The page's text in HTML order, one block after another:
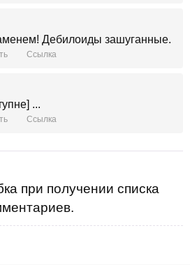
Дебилоиды зашуганные.
Ссылка
...
Ссылка
при получении списка